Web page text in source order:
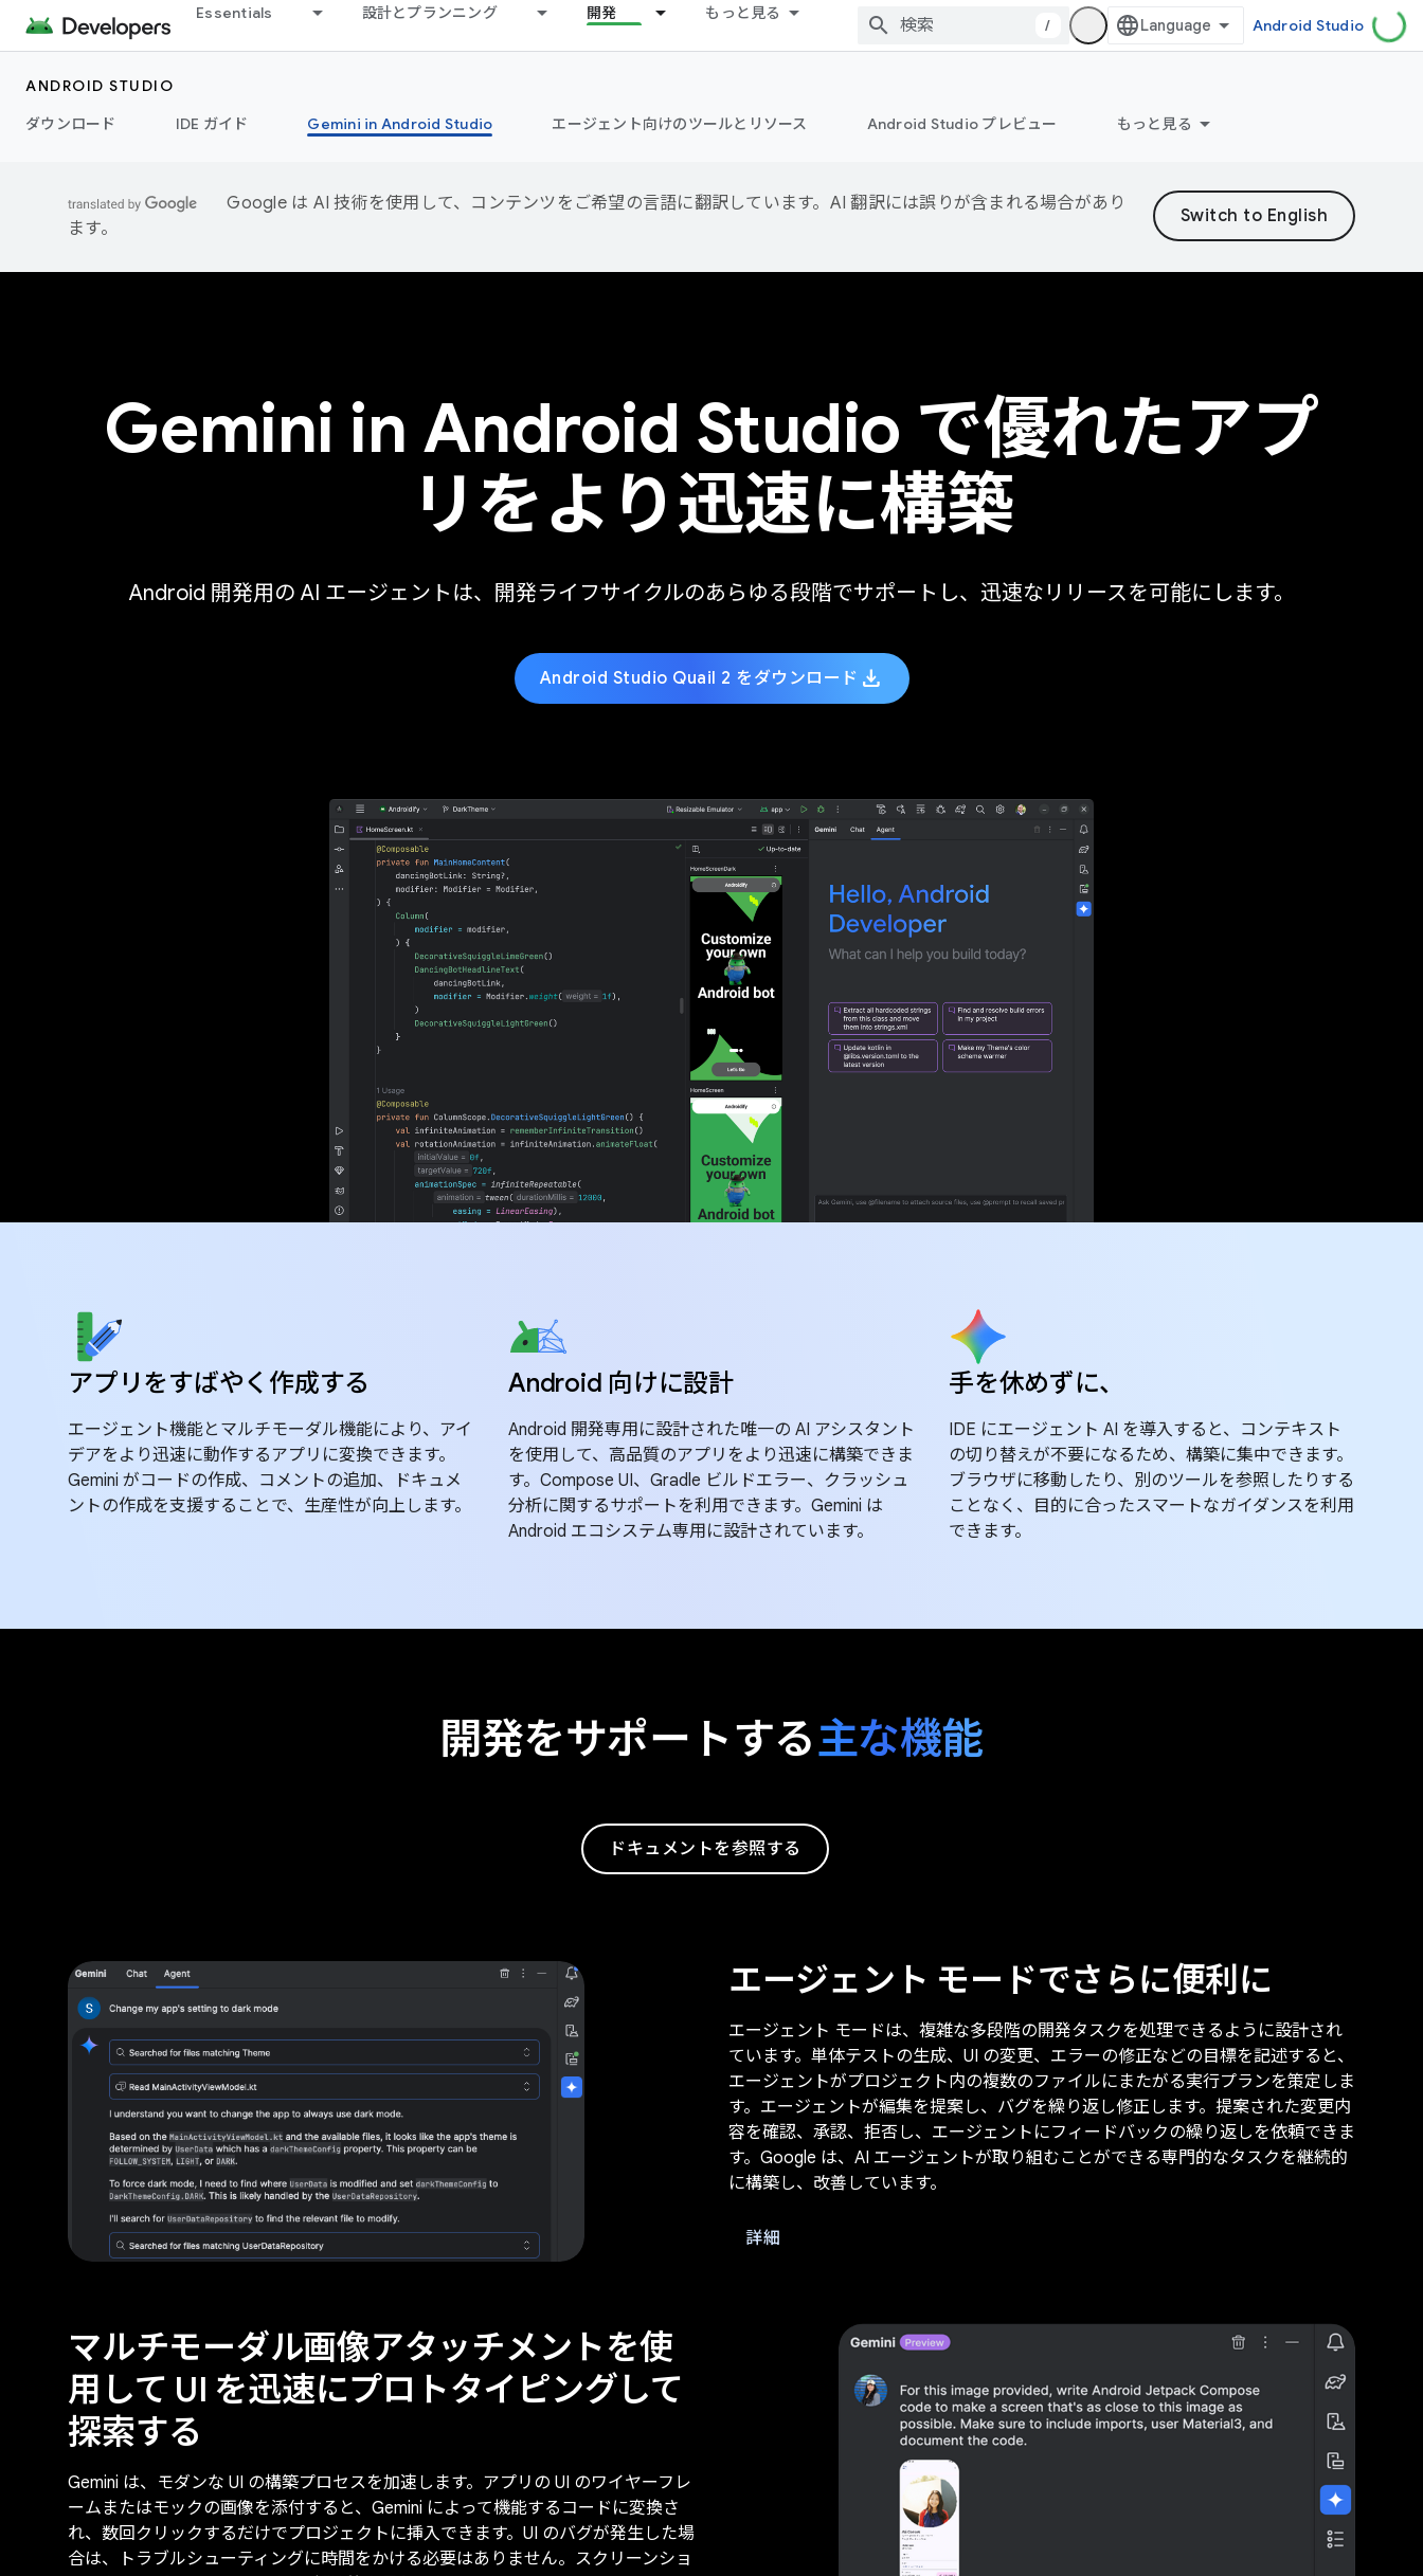
Essentials 設計とプランニング 開発 もっと見る
/ Android Studio
ANDROID STUDIO
ダウンロード
IDE ガイド Gemini in Android Studio エージェント向けのツールとリソース Android Studio プレビュー もっと見る
Google は AI 技術を使用して、コンテンツをご希望の言語に翻訳しています。AI 翻訳には誤りが含まれる場合があり
ます。
Gemini in Android Studio で優れたアプ
リをより迅速に構築
Android 開発用の AI エージェントは、開発ライフサイクルのあらゆる段階でサポートし、迅速なリリースを可能にします。
Android Studio Quail 2 をダウンロード download
アプリをすばやく作成する
エージェント機能とマルチモーダル機能により、アイ
デアをより迅速に動作するアプリに変換できます。
Gemini がコードの作成、コメントの追加、ドキュメ
ントの作成を支援することで、生産性が向上します。
Android 向けに設計
Android 開発専用に設計された唯一の AI アシスタント
を使用して、高品質のアプリをより迅速に構築できま
す。Compose UI、Gradle ビルドエラー、クラッシュ
分析に関するサポートを利用できます。Gemini は
Android エコシステム専用に設計されています。
手を休めずに、
IDE にエージェント AI を導入すると、コンテキスト
の切り替えが不要になるため、構築に集中できます。
ブラウザに移動したり、別のツールを参照したりする
ことなく、目的に合ったスマートなガイダンスを利用
できます。
開発をサポートする主な機能
ドキュメントを参照する
エージェント モードでさらに便利に
エージェント モードは、複雑な多段階の開発タスクを処理できるように設計され
ています。単体テストの生成、UI の変更、エラーの修正などの目標を記述すると、
エージェントがプロジェクト内の複数のファイルにまたがる実行プランを策定しま
す。エージェントが編集を提案し、バグを繰り返し修正します。提案された変更内
容を確認、承認、拒否し、エージェントにフィードバックの繰り返しを依頼できま
す。Google は、AI エージェントが取り組むことができる専門的なタスクを継続的
に構築し、改善しています。
詳細
マルチモーダル画像アタッチメントを使
用して UI を迅速にプロトタイピングして
探索する
Gemini は、モダンな UI の構築プロセスを加速します。アプリの UI のワイヤーフレ
ームまたはモックの画像を添付すると、Gemini によって機能するコードに変換さ
れ、数回クリックするだけでプロジェクトに挿入できます。UI のバグが発生した場
合は、トラブルシューティングに時間をかける必要はありません。スクリーンショ